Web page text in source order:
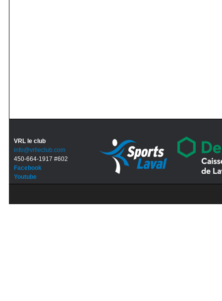
VRL le club
info@vrlleclub.com
450-664-1917 #602
Facebook
Youtube